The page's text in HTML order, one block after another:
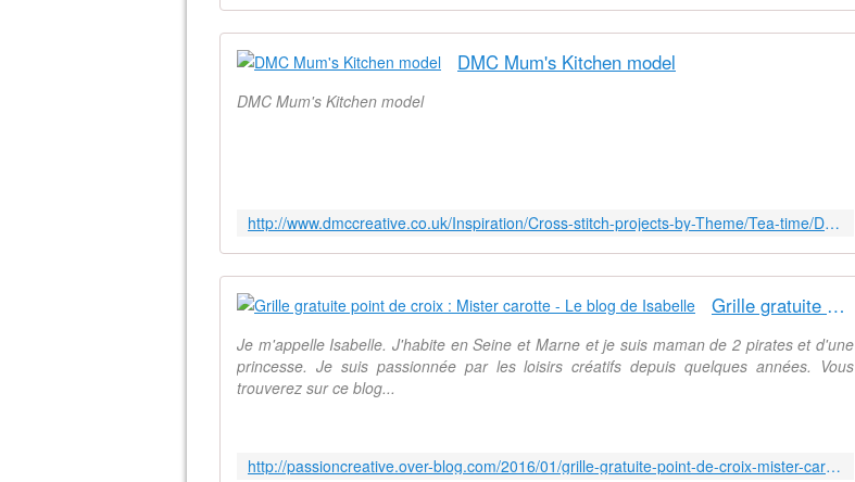
DMC Mum's Kitchen model
DMC Mum's Kitchen model
http://www.dmccreative.co.uk/Inspiration/Cross-stitch-projects-by-Theme/Tea-time/DMC-Mums-Kitchen-model.aspx
Grille gratuite point de croix : Mister carotte - Le blog de Isabelle
Je m'appelle Isabelle. J'habite en Seine et Marne et je suis maman de 2 pirates et d'une
princesse. Je suis passionnée par les loisirs créatifs depuis quelques années. Vous
trouverez sur ce blog...
http://passioncreative.over-blog.com/2016/01/grille-gratuite-point-de-croix-mister-carotte.html?utm_source=_ob_email&utm_medium=_ob_notification&utm_campaign=_ob_pushmail